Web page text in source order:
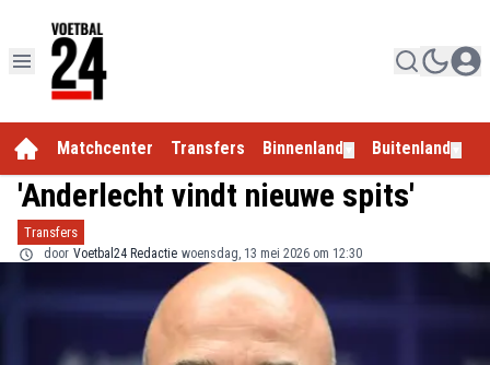
Matchcenter Transfers Binnenland Buitenland
'Anderlecht vindt nieuwe spits'
Transfers
door Voetbal24 Redactie woensdag, 13 mei 2026 om 12:30